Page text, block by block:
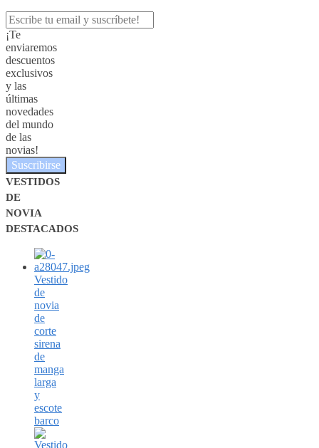
¡Te
enviaremos
descuentos
exclusivos
y las
últimas
novedades
del mundo
de las
novias!
Suscribirse
VESTIDOS
DE
NOVIA
DESTACADOS
Vestido
de
novia
de
corte
sirena
de
manga
larga
y
escote
barco